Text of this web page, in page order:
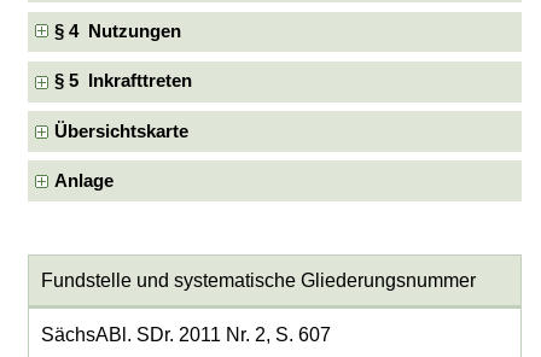
§ 4 Nutzungen
§ 5 Inkrafttreten
Übersichtskarte
Anlage
Fundstelle und systematische Gliederungsnummer
SächsABl. SDr. 2011 Nr. 2, S. 607